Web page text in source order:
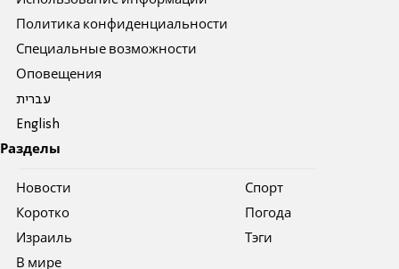
Политика конфиденциальности
Специальные возможности
Оповещения
עברית
English
Разделы
Новости
Коротко
Израиль
В мире
Спорт
Погода
Тэги